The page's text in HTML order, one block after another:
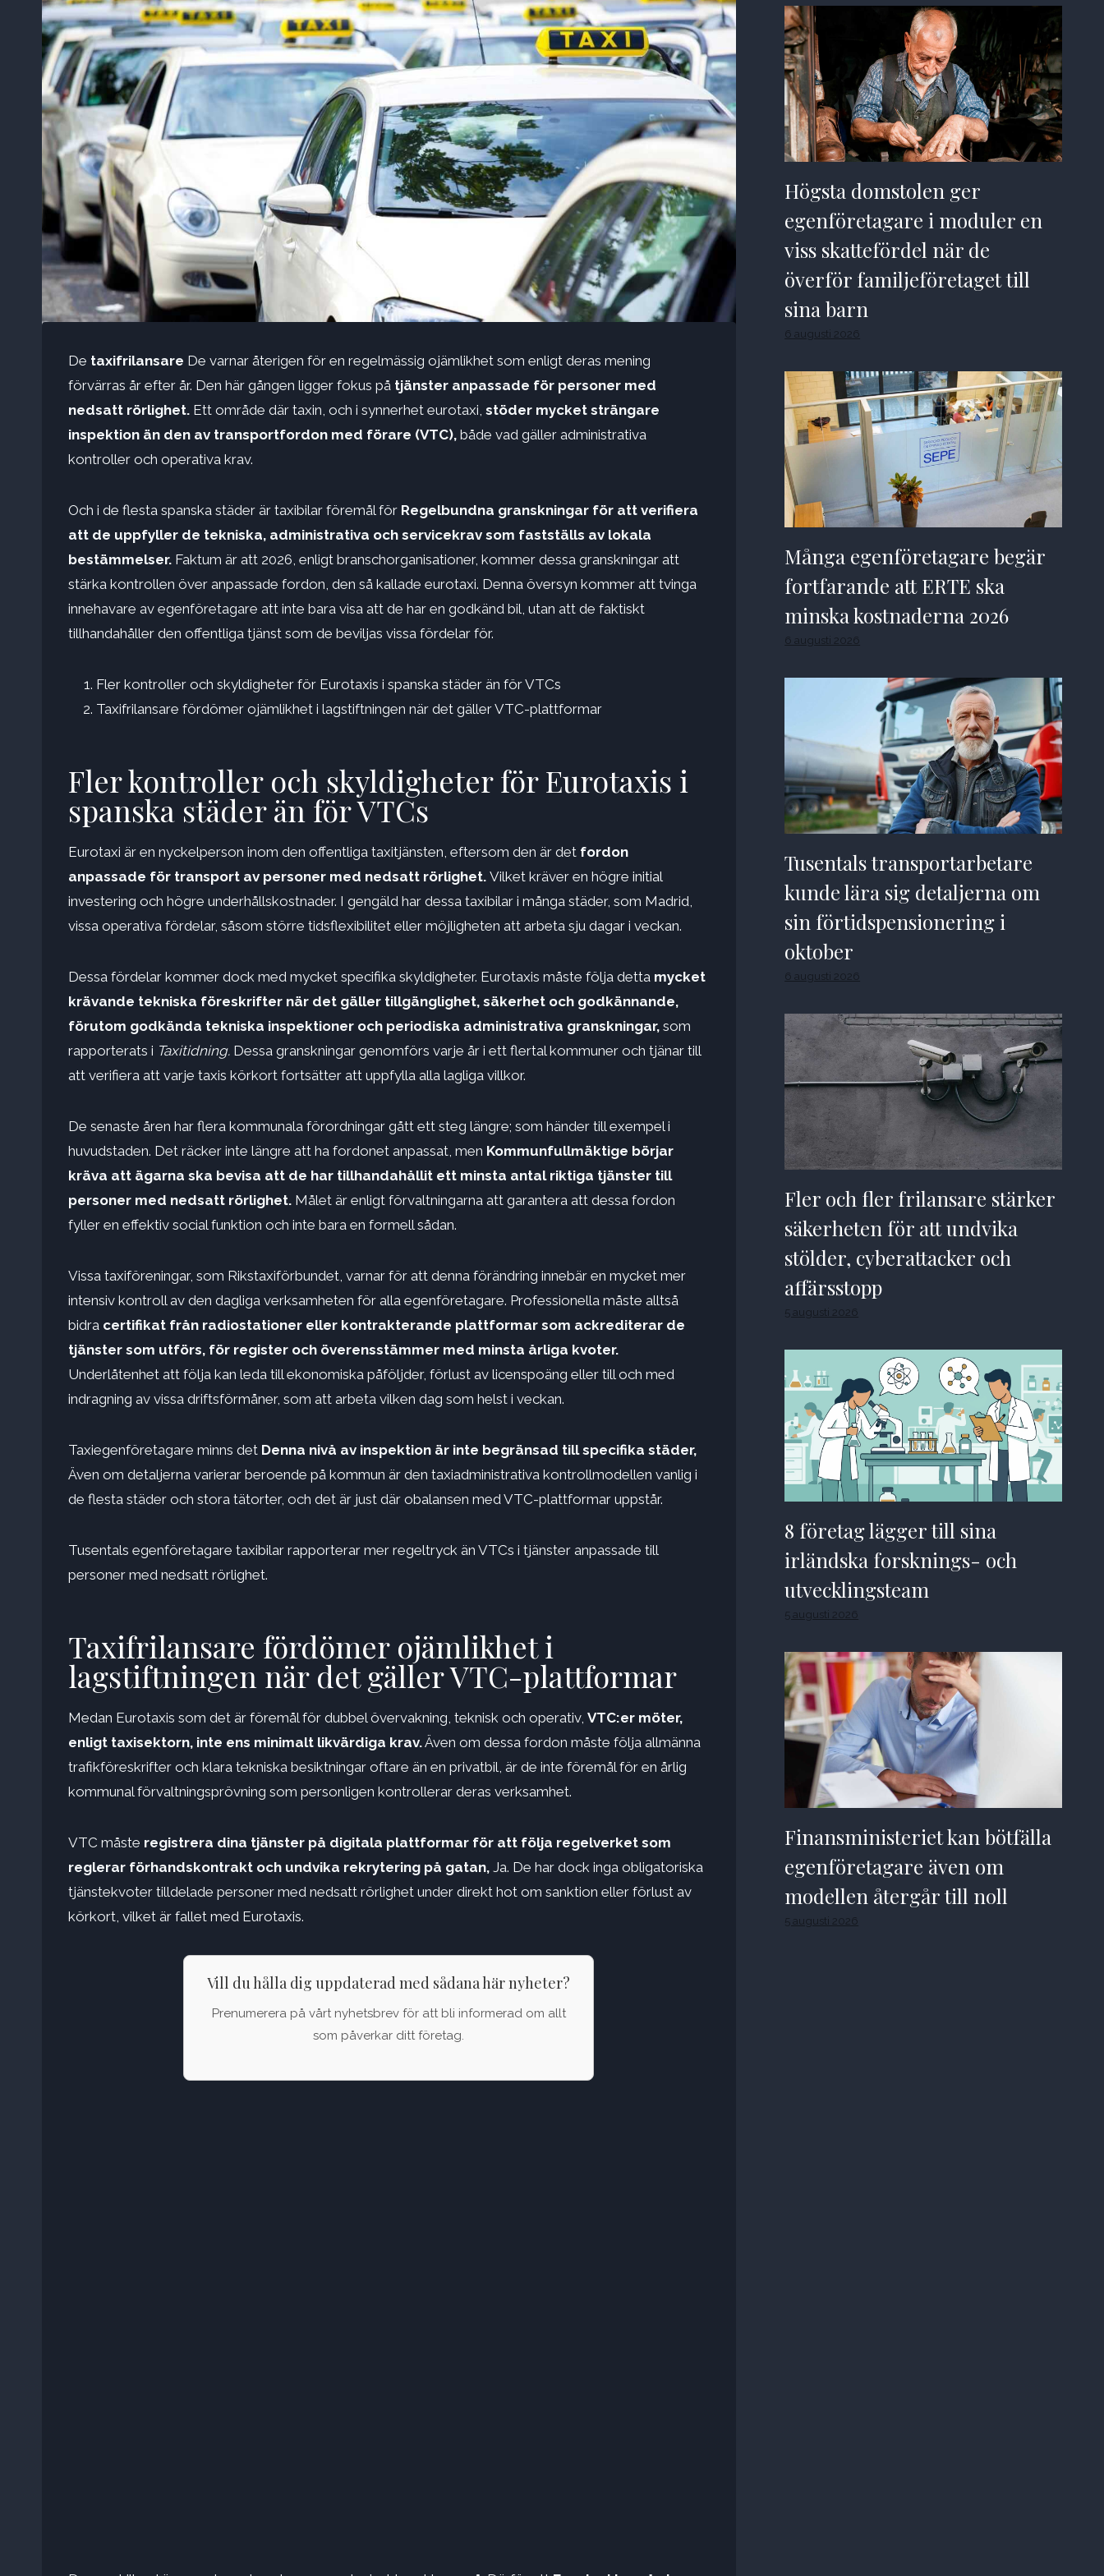
De taxifrilansare De varnar återigen för en regelmässig ojämlikhet som enligt deras mening
förvärras år efter år. Den här gången ligger fokus på tjänster anpassade för personer med
nedsatt rörlighet. Ett område där taxin, och i synnerhet eurotaxi, stöder mycket strängare
inspektion än den av transportfordon med förare (VTC), både vad gäller administrativa
kontroller och operativa krav.
Och i de flesta spanska städer är taxibilar föremål för Regelbundna granskningar för att verifiera
att de uppfyller de tekniska, administrativa och servicekrav som fastställs av lokala
bestämmelser. Faktum är att 2026, enligt branschorganisationer, kommer dessa granskningar att
stärka kontrollen över anpassade fordon, den så kallade eurotaxi. Denna översyn kommer att tvinga
innehavare av egenföretagare att inte bara visa att de har en godkänd bil, utan att de faktiskt
tillhandahåller den offentliga tjänst som de beviljas vissa fördelar för.
Fler kontroller och skyldigheter för Eurotaxis i spanska städer än för VTCs
Taxifrilansare fördömer ojämlikhet i lagstiftningen när det gäller VTC-plattformar
Fler kontroller och skyldigheter för Eurotaxis i
spanska städer än för VTCs
Eurotaxi är en nyckelperson inom den offentliga taxitjänsten, eftersom den är det fordon
anpassade för transport av personer med nedsatt rörlighet. Vilket kräver en högre initial
investering och högre underhållskostnader. I gengäld har dessa taxibilar i många städer, som Madrid,
vissa operativa fördelar, såsom större tidsflexibilitet eller möjligheten att arbeta sju dagar i veckan.
Dessa fördelar kommer dock med mycket specifika skyldigheter. Eurotaxis måste följa detta mycket
krävande tekniska föreskrifter när det gäller tillgänglighet, säkerhet och godkännande,
förutom godkända tekniska inspektioner och periodiska administrativa granskningar, som
rapporterats i Taxitidning. Dessa granskningar genomförs varje år i ett flertal kommuner och tjänar till
att verifiera att varje taxis körkort fortsätter att uppfylla alla lagliga villkor.
De senaste åren har flera kommunala förordningar gått ett steg längre; som händer till exempel i
huvudstaden. Det räcker inte längre att ha fordonet anpassat, men Kommunfullmäktige börjar
kräva att ägarna ska bevisa att de har tillhandahållit ett minsta antal riktiga tjänster till
personer med nedsatt rörlighet. Målet är enligt förvaltningarna att garantera att dessa fordon
fyller en effektiv social funktion och inte bara en formell sådan.
Vissa taxiföreningar, som Rikstaxiförbundet, varnar för att denna förändring innebär en mycket mer
intensiv kontroll av den dagliga verksamheten för alla egenföretagare. Professionella måste alltså
bidra certifikat från radiostationer eller kontrakterande plattformar som ackrediterar de
tjänster som utförs, för register och överensstämmer med minsta årliga kvoter.
Underlåtenhet att följa kan leda till ekonomiska påföljder, förlust av licenspoäng eller till och med
indragning av vissa driftsförmåner, som att arbeta vilken dag som helst i veckan.
Taxiegenföretagare minns det Denna nivå av inspektion är inte begränsad till specifika städer,
Även om detaljerna varierar beroende på kommun är den taxiadministrativa kontrollmodellen vanlig i
de flesta städer och stora tätorter, och det är just där obalansen med VTC-plattformar uppstår.
Tusentals egenföretagare taxibilar rapporterar mer regeltryck än VTCs i tjänster anpassade till
personer med nedsatt rörlighet.
Taxifrilansare fördömer ojämlikhet i
lagstiftningen när det gäller VTC-plattformar
Medan Eurotaxis som det är föremål för dubbel övervakning, teknisk och operativ, VTC:er möter,
enligt taxisektorn, inte ens minimalt likvärdiga krav.Även om dessa fordon måste följa allmänna
trafikföreskrifter och klara tekniska besiktningar oftare än en privatbil, är de inte föremål för en årlig
kommunal förvaltningsprövning som personligen kontrollerar deras verksamhet.
VTC måste registrera dina tjänster på digitala plattformar för att följa regelverket som
reglerar förhandskontrakt och undvika rekrytering på gatan, Ja. De har dock inga obligatoriska
tjänstekvoter tilldelade personer med nedsatt rörlighet under direkt hot om sanktion eller förlust av
körkort, vilket är fallet med Eurotaxis.
Vill du hålla dig uppdaterad med sådana här nyheter?
Prenumerera på vårt nyhetsbrev för att bli informerad om allt
som påverkar ditt företag.
Högsta domstolen ger
egenföretagare i moduler en
viss skattefördel när de
överför familjeföretaget till
sina barn
6 augusti 2026
Många egenföretagare begär
fortfarande att ERTE ska
minska kostnaderna 2026
6 augusti 2026
Tusentals transportarbetare
kunde lära sig detaljerna om
sin förtidspensionering i
oktober
6 augusti 2026
Fler och fler frilansare stärker
säkerheten för att undvika
stölder, cyberattacker och
affärsstopp
5 augusti 2026
8 företag lägger till sina
irländska forsknings- och
utvecklingsteam
5 augusti 2026
Finansministeriet kan bötfälla
egenföretagare även om
modellen återgår till noll
5 augusti 2026